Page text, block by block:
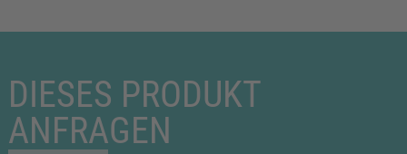
DIESES PRODUKT
ANFRAGEN